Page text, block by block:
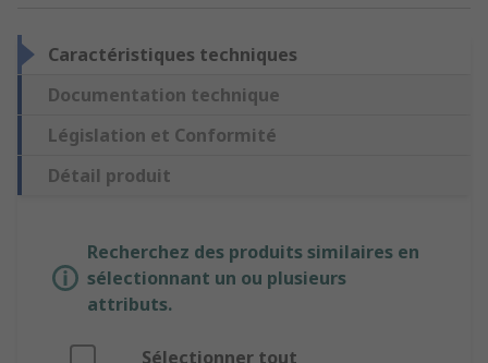
Caractéristiques techniques
Documentation technique
Législation et Conformité
Détail produit
Recherchez des produits similaires en
sélectionnant un ou plusieurs
attributs.
Sélectionner tout